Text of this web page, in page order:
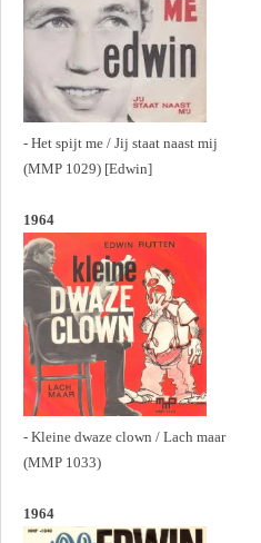
- Het spijt me / Jij staat naast mij
(MMP 1029) [Edwin]
1964
- Kleine dwaze clown / Lach maar
(MMP 1033)
1964